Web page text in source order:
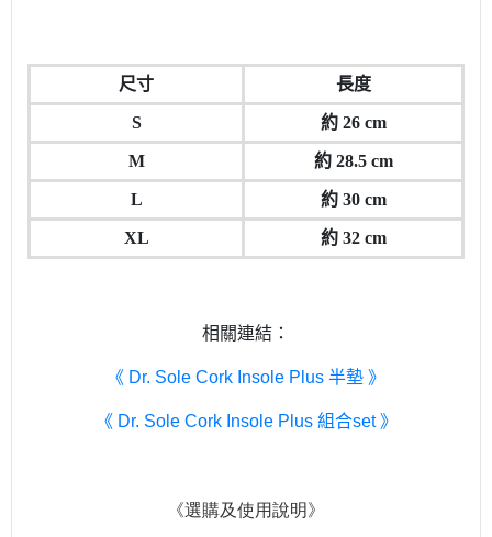
尺寸 長度
S 約 26 cm
M 約 28.5 cm
L 約 30 cm
XL 約 32 cm
相關連結：
《 Dr. Sole Cork Insole Plus 半墊 》
《 Dr. Sole Cork Insole Plus 組合set 》
《選購及使用說明》